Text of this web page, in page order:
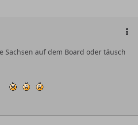
auf dem Board oder täusch